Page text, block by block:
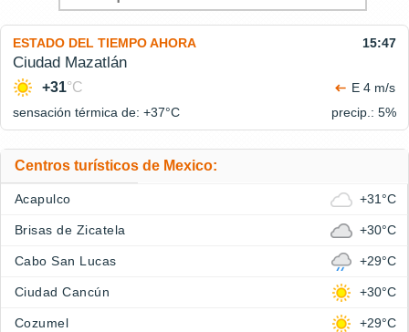
ESTADO DEL TIEMPO AHORA 15:47
Ciudad Mazatlán
+31°C
E 4 m/s
sensación térmica de: +37°C precip.: 5%
Centros turísticos de Mexico:
Acapulco +31°C
Brisas de Zicatela +30°C
Cabo San Lucas +29°C
Ciudad Cancún +30°C
Cozumel +29°C